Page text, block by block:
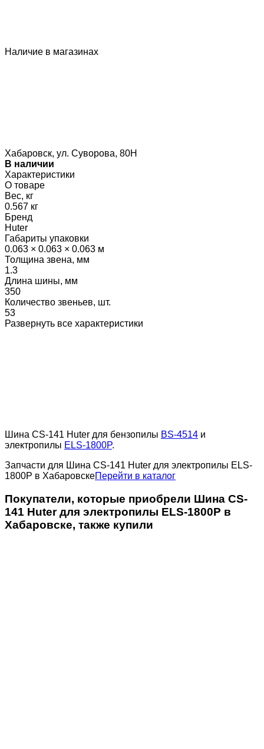
Наличие в магазинах
Хабаровск, ул. Суворова, 80Н
В наличии
Характеристики
О товаре
Вес, кг
0.567 кг
Бренд
Huter
Габариты упаковки
0.063 × 0.063 × 0.063 м
Толщина звена, мм
1.3
Длина шины, мм
350
Количество звеньев, шт.
53
Развернуть все характеристики
Шина CS-141 Huter для бензопилы BS-4514 и
электропилы ELS-1800P.
Запчасти для Шина CS-141 Huter для электропилы ELS-
1800P в ХабаровскеПерейти в каталог
Покупатели, которые приобрели Шина CS-
141 Huter для электропилы ELS-1800P в
Хабаровске, также купили